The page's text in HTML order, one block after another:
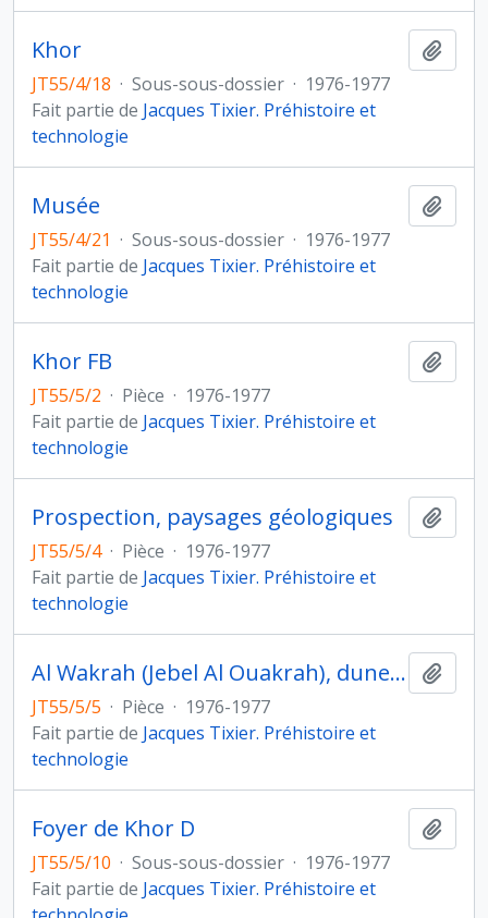
Khor
JT55/4/18 · Sous-sous-dossier · 1976-1977
Fait partie de Jacques Tixier. Préhistoire et
technologie
Musée
JT55/4/21 · Sous-sous-dossier · 1976-1977
Fait partie de Jacques Tixier. Préhistoire et
technologie
Khor FB
JT55/5/2 · Pièce · 1976-1977
Fait partie de Jacques Tixier. Préhistoire et
technologie
Prospection, paysages géologiques
JT55/5/4 · Pièce · 1976-1977
Fait partie de Jacques Tixier. Préhistoire et
technologie
Al Wakrah (Jebel Al Ouakrah), dune fossile oolithique avec empreintes de mammifère, prospection
JT55/5/5 · Pièce · 1976-1977
Fait partie de Jacques Tixier. Préhistoire et
technologie
Foyer de Khor D
JT55/5/10 · Sous-sous-dossier · 1976-1977
Fait partie de Jacques Tixier. Préhistoire et